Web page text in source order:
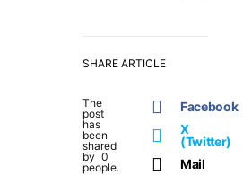
SHARE ARTICLE
The
post
has
been
shared
by 0
people.
Facebook
X
(Twitter)
Mail